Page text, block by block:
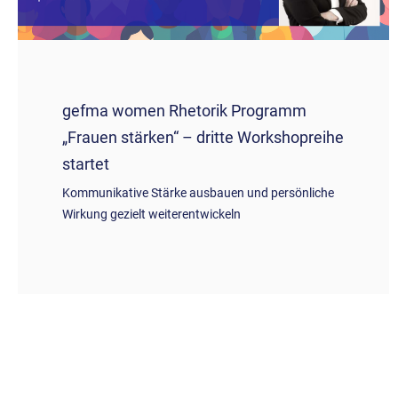
gefma women Rhetorik Programm
„Frauen stärken“ – dritte Workshopreihe
startet
Kommunikative Stärke ausbauen und persönliche
Wirkung gezielt weiterentwickeln